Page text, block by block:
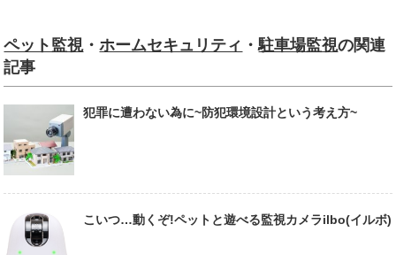
ペット監視・ホームセキュリティ ・駐車場監視の関連
記事
犯罪に遭わない為に~防犯環境設計という考え方~
こいつ…動くぞ!ペットと遊べる監視カメラilbo(イルボ)